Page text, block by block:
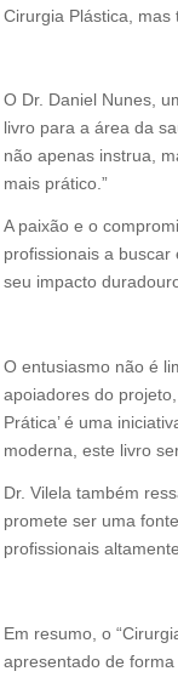
Cirurgia Plástica, mas
O Dr. Daniel Nunes,
livro para a área da
não apenas instrua,
mais prático.”
A paixão e o
profissionais a
seu impacto
O entusiasmo não é
apoiadores do
Prática’ é uma
moderna, este livro
Dr. Vilela também
promete ser uma
profissionais
Em resumo, o
apresentado de